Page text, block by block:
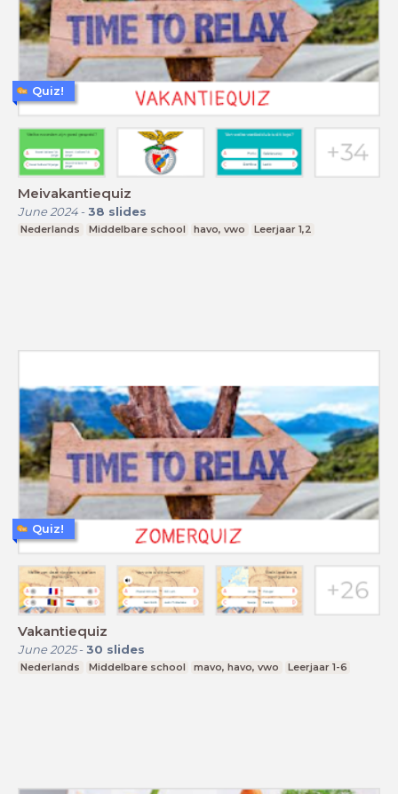
Meivakantiequiz
June 2024- 38 slides
Nederlands Middelbare school havo, vwo Leerjaar 1,2
Quiz!
Vakantiequiz
June 2025- 30 slides
Nederlands Middelbare school mavo, havo, vwo Leerjaar 1-6
Quiz!